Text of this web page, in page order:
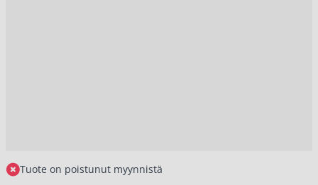
Tuote on poistunut myynnistä